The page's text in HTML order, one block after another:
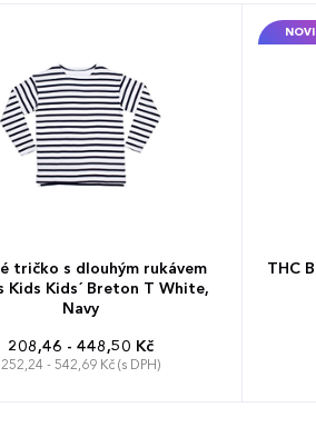
tričko s dlouhým rukávem
Kids Kids´ Breton T White,
Navy
208,46 - 448,50 Kč
252,24 - 542,69 Kč (s DPH)
THC